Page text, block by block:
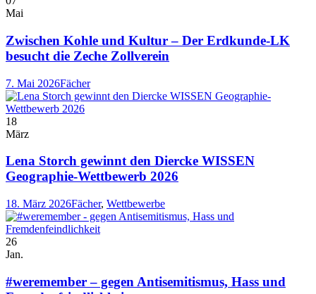
Mai
Zwischen Kohle und Kultur – Der Erdkunde-LK
besucht die Zeche Zollverein
7. Mai 2026Fächer
18
März
Lena Storch gewinnt den Diercke WISSEN
Geographie-Wettbewerb 2026
18. März 2026Fächer, Wettbewerbe
26
Jan.
#weremember – gegen Antisemitismus, Hass und